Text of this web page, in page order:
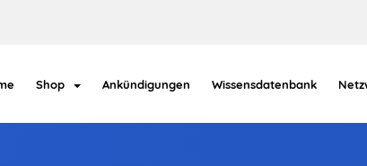
Shop Ankündigungen Wissensdatenbank